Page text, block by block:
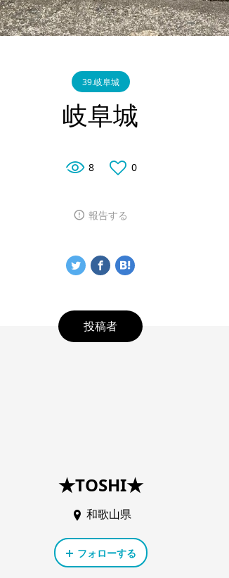
39.岐阜城
岐阜城
8 0
報告する
投稿者
★TOSHI★
和歌山県
フォローする